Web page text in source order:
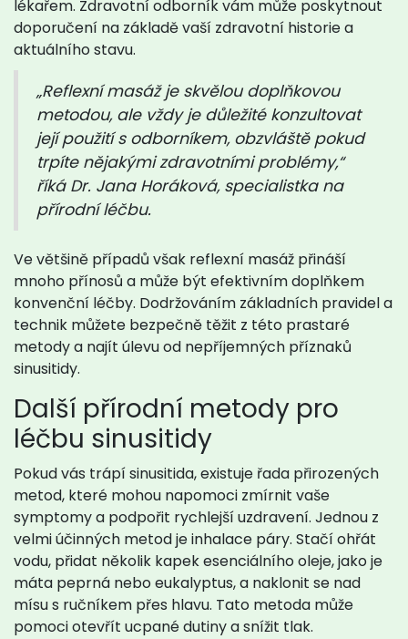
lékařem. Zdravotní odborník vám může poskytnout
doporučení na základě vaší zdravotní historie a
aktuálního stavu.
„Reflexní masáž je skvělou doplňkovou
metodou, ale vždy je důležité konzultovat
její použití s odborníkem, obzvláště pokud
trpíte nějakými zdravotními problémy,“
říká Dr. Jana Horáková, specialistka na
přírodní léčbu.
Ve většině případů však reflexní masáž přináší
mnoho přínosů a může být efektivním doplňkem
konvenční léčby. Dodržováním základních pravidel a
technik můžete bezpečně těžit z této prastaré
metody a najít úlevu od nepříjemných příznaků
sinusitidy.
Další přírodní metody pro
léčbu sinusitidy
Pokud vás trápí sinusitida, existuje řada přirozených
metod, které mohou napomoci zmírnit vaše
symptomy a podpořit rychlejší uzdravení. Jednou z
velmi účinných metod je inhalace páry. Stačí ohřát
vodu, přidat několik kapek esenciálního oleje, jako je
máta peprná nebo eukalyptus, a naklonit se nad
mísu s ručníkem přes hlavu. Tato metoda může
pomoci otevřít ucpané dutiny a snížit tlak.